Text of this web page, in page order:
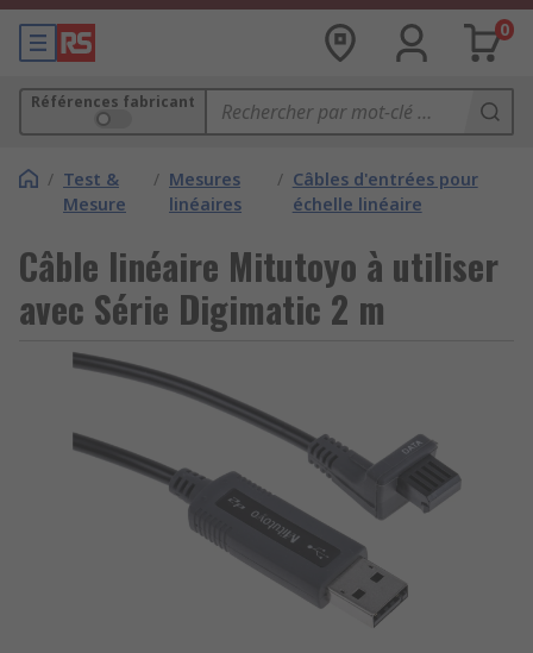
0
Références fabricant
/ Test &
Mesure
/ Mesures
linéaires
/ Câbles d'entrées pour
échelle linéaire
Câble linéaire Mitutoyo à utiliser
avec Série Digimatic 2 m